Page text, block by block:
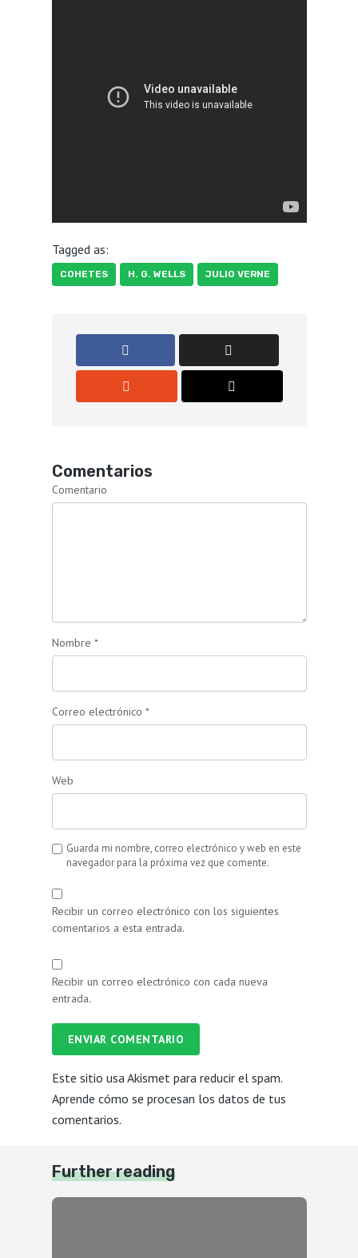
Tagged as:
COHETES H. G. WELLS JULIO VERNE
Comentarios
Comentario
Nombre *
Correo electrónico *
Web
Guarda mi nombre, correo electrónico y web en este
navegador para la próxima vez que comente.
Recibir un correo electrónico con los siguientes
comentarios a esta entrada.
Recibir un correo electrónico con cada nueva
entrada.
ENVIAR COMENTARIO
Este sitio usa Akismet para reducir el spam.
Aprende cómo se procesan los datos de tus
comentarios.
Further reading